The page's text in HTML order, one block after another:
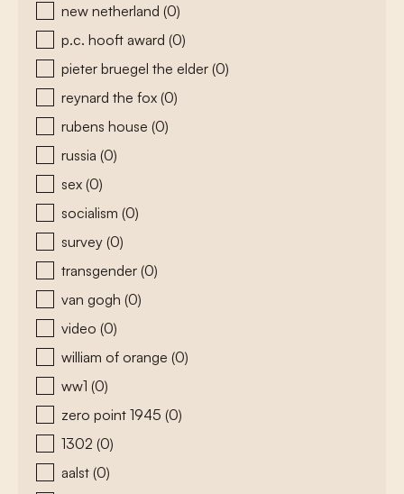
new netherland (0)
p.c. hooft award (0)
pieter bruegel the elder (0)
reynard the fox (0)
rubens house (0)
russia (0)
sex (0)
socialism (0)
survey (0)
transgender (0)
van gogh (0)
video (0)
william of orange (0)
ww1 (0)
zero point 1945 (0)
1302 (0)
aalst (0)